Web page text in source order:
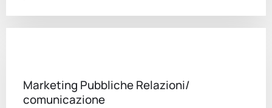
Marketing Pubbliche Relazioni/
comunicazione